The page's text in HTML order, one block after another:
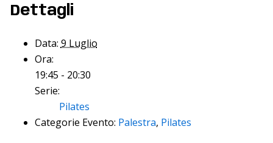
Dettagli
Data: 9 Luglio
Ora:
19:45 - 20:30
Serie:
Pilates
Categorie Evento: Palestra, Pilates